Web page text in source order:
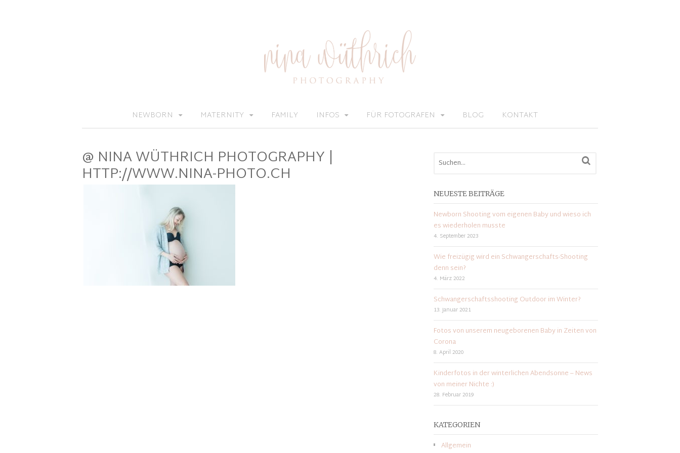
NEWBORN MATERNITY FAMILY INFOS FÜR FOTOGRAFEN BLOG KONTAKT
@ NINA WÜTHRICH PHOTOGRAPHY |
HTTP://WWW.NINA-PHOTO.CH
NEUESTE BEITRÄGE
Newborn Shooting vom eigenen Baby und wieso ich
es wiederholen musste
4. September 2023
Wie freizügig wird ein Schwangerschafts-Shooting
denn sein?
4. März 2022
Schwangerschaftsshooting Outdoor im Winter?
13. Januar 2021
Fotos von unserem neugeborenen Baby in Zeiten von
Corona
8. April 2020
Kinderfotos in der winterlichen Abendsonne – News
von meiner Nichte :)
28. Februar 2019
KATEGORIEN
Allgemein